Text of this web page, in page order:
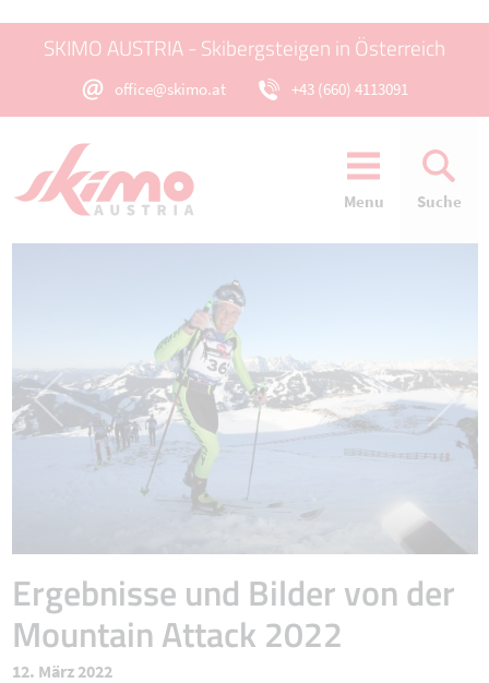
SKIMO AUSTRIA - Skibergsteigen in Österreich
office@skimo.at +43 (660) 4113091
Menu Suche
Ergebnisse und Bilder von der
Mountain Attack 2022
12. März 2022